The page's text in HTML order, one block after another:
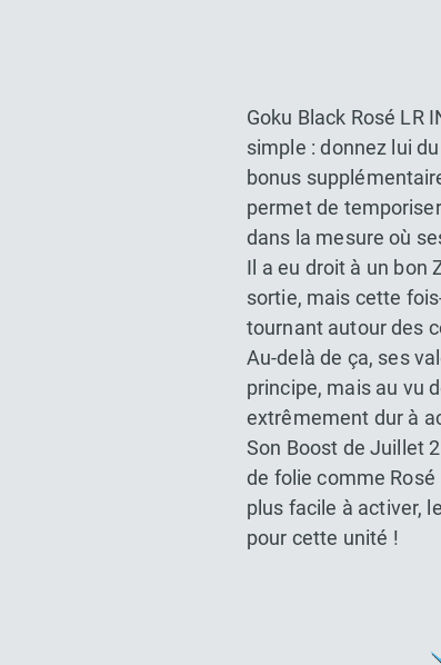
Goku Black Rosé LR
simple : donnez lui
bonus
permet de
dans la mesure où
Il a eu droit à un bon
sortie, mais cette
tournant autour des
Au-delà de ça, ses
principe, mais au vu
extrêmement dur à
Son Boost de Juillet
de folie comme Rosé
plus facile à activer,
pour cette unité !